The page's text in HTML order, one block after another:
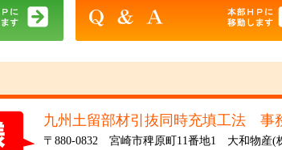
九州土留部材引抜同時充填工法 事
〒880-0832 宮崎市稗原町11番地1 大和物産(